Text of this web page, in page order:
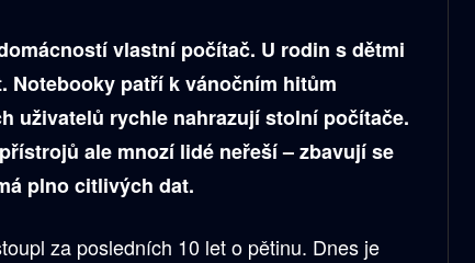
vlastní počítač. U rodin s dětmi
Notebooky patří k vánočním hitům
uživatelů rychle nahrazují stolní počítače.
ale mnozí lidé neřeší – zbavují se
plno citlivých dat.
za posledních 10 let o pětinu. Dnes je